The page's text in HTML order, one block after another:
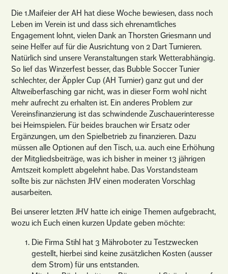
Die 1.Maifeier der AH hat diese Woche bewiesen, dass noch
Leben im Verein ist und dass sich ehrenamtliches
Engagement lohnt, vielen Dank an Thorsten Griesmann und
seine Helfer auf für die Ausrichtung von 2 Dart Turnieren.
Natürlich sind unsere Veranstaltungen stark Wetterabhängig.
So lief das Winzerfest besser, das Bubble Soccer Tunier
schlechter, der Äppler Cup (AH Turnier) ganz gut und der
Altweiberfasching gar nicht, was in dieser Form wohl nicht
mehr aufrecht zu erhalten ist. Ein anderes Problem zur
Vereinsfinanzierung ist das schwindende Zuschauerinteresse
bei Heimspielen. Für beides brauchen wir Ersatz oder
Ergänzungen, um den Spielbetrieb zu finanzieren. Dazu
müssen alle Optionen auf den Tisch, u.a. auch eine Erhöhung
der Mitgliedsbeiträge, was ich bisher in meiner 13 jährigen
Amtszeit komplett abgelehnt habe. Das Vorstandsteam
sollte bis zur nächsten JHV einen moderaten Vorschlag
ausarbeiten.
Bei unserer letzten JHV hatte ich einige Themen aufgebracht,
wozu ich Euch einen kurzen Update geben möchte:
Die Firma Stihl hat 3 Mähroboter zu Testzwecken
gestellt, hierbei sind keine zusätzlichen Kosten (ausser
dem Strom) für uns entstanden.